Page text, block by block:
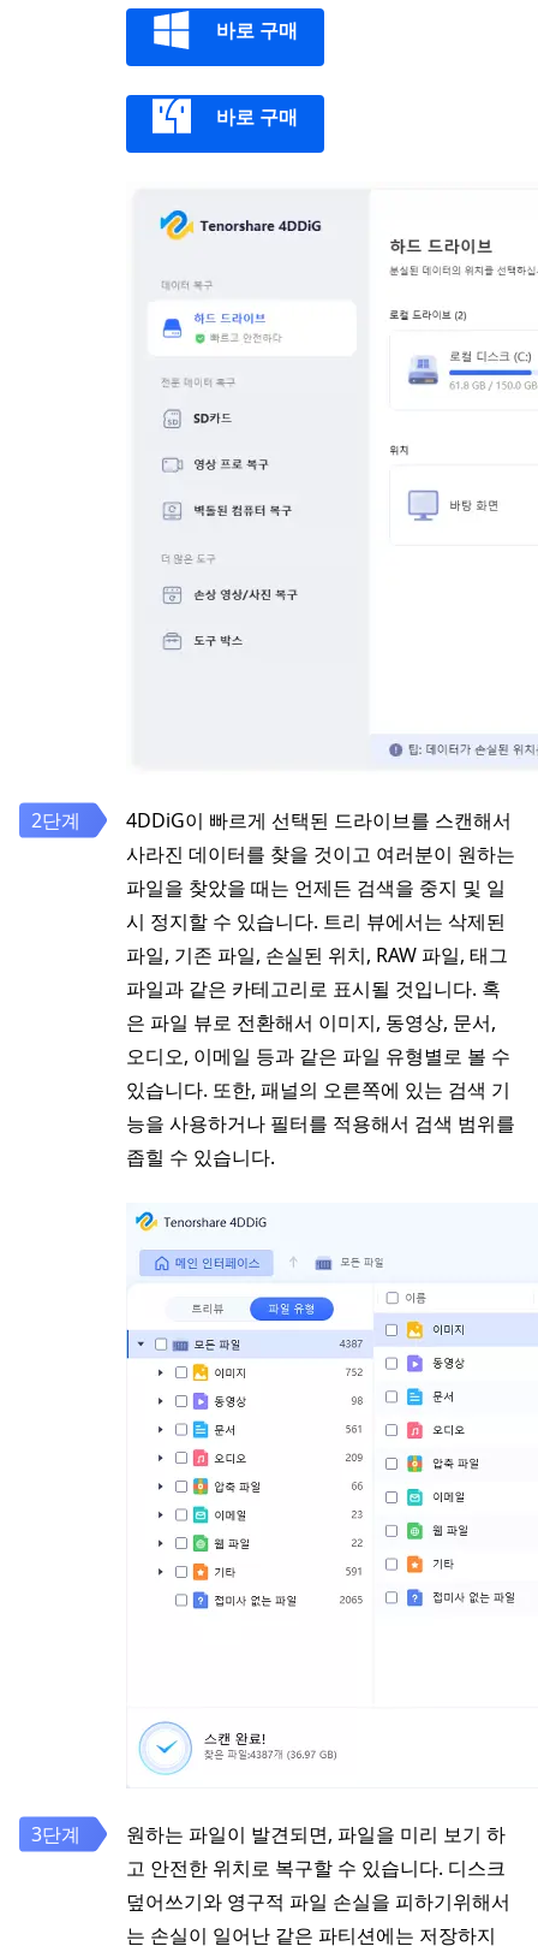
바로 구매
바로 구매
4DDiG이 빠르게 선택된 드라이브를 스캔해서
사라진 데이터를 찾을 것이고 여러분이 원하는
파일을 찾았을 때는 언제든 검색을 중지 및 일
시 정지할 수 있습니다. 트리 뷰에서는 삭제된
파일, 기존 파일, 손실된 위치, RAW 파일, 태그
파일과 같은 카테고리로 표시될 것입니다. 혹
은 파일 뷰로 전환해서 이미지, 동영상, 문서,
오디오, 이메일 등과 같은 파일 유형별로 볼 수
있습니다. 또한, 패널의 오른쪽에 있는 검색 기
능을 사용하거나 필터를 적용해서 검색 범위를
좁힐 수 있습니다.
원하는 파일이 발견되면, 파일을 미리 보기 하
고 안전한 위치로 복구할 수 있습니다. 디스크
덮어쓰기와 영구적 파일 손실을 피하기위해서
는 손실이 일어난 같은 파티션에는 저장하지